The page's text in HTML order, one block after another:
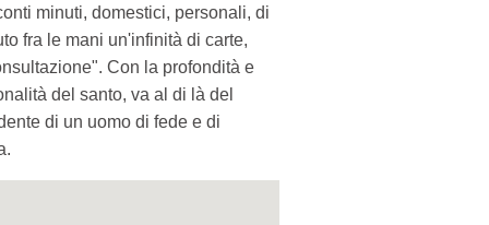
minuti, domestici, personali, di
fra le mani un'infinità di carte,
Con la profondità e
del santo, va al di là del
di un uomo di fede e di